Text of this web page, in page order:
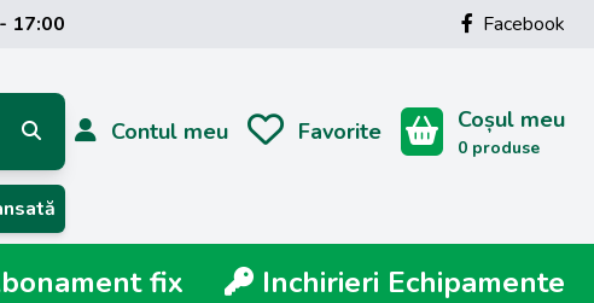
17:00 Facebook
Contul meu Favorite Coșul meu
0 produse
fix Inchirieri Echipamente